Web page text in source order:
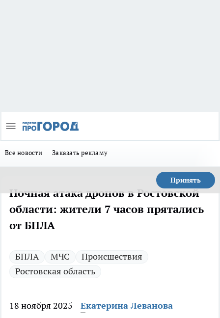
Все новости Заказать рекламу
Принять
Ночная атака дронов в Ростовской
области: жители 7 часов прятались
от БПЛА
БПЛА МЧС
Происшествия
Ростовская область
18 ноября 2025
Екатерина Леванова